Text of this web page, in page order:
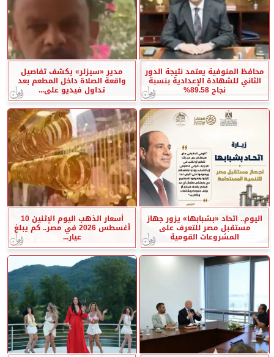
محافظ المنوفية يعتمد نتيجة الدور
الثاني للشهادة الإعدادية بنسبة
نجاح 89.58%
مدير «سيزلر» يكشف تفاصيل
واقعة الصلاة داخل المطعم بعد
تداول فيديو على...
اليوم.. اتحاد «بشبابها» يزور جهاز
مستقبل مصر للتعرف على
المشروعات القومية
أسعار الذهب اليوم الإثنين 10
أغسطس 2026 في مصر.. كم يبلغ
عيار...